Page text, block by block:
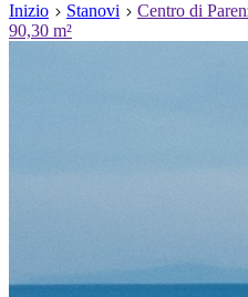
Inizio
Stanovi
Centro di
90,30 m²